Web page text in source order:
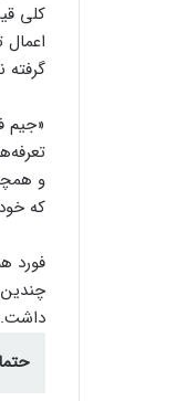
«جیم
و
که
فورد
داشت.